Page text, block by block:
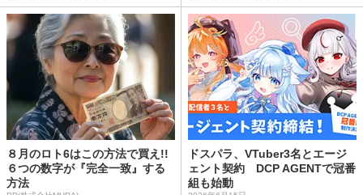
８月のロト6はこの方法で買え!!
６つの数字が『完全一致』する
方法
ドスパラ、VTuber3名とエージ
ェント契約 DCP AGENTで冠番
組も始動